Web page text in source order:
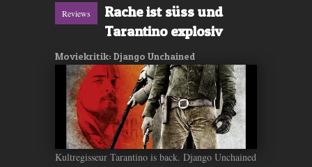
Reviews
Rache ist süss und
Tarantino explosiv
Moviekritik: Django Unchained
Kultregisseur Tarantino is back. Django Unchained